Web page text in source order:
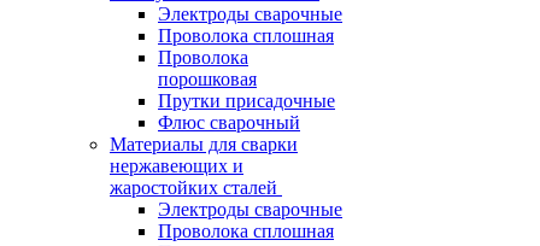
Электроды сварочные
Проволока сплошная
Проволока
порошковая
Прутки присадочные
Флюс сварочный
Материалы для сварки
нержавеющих и
жаростойких сталей
Электроды сварочные
Проволока сплошная